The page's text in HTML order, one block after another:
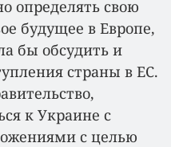
определять свою
будущее в Европе,
бы обсудить и
страны в ЕС.
к Украине с
с целью